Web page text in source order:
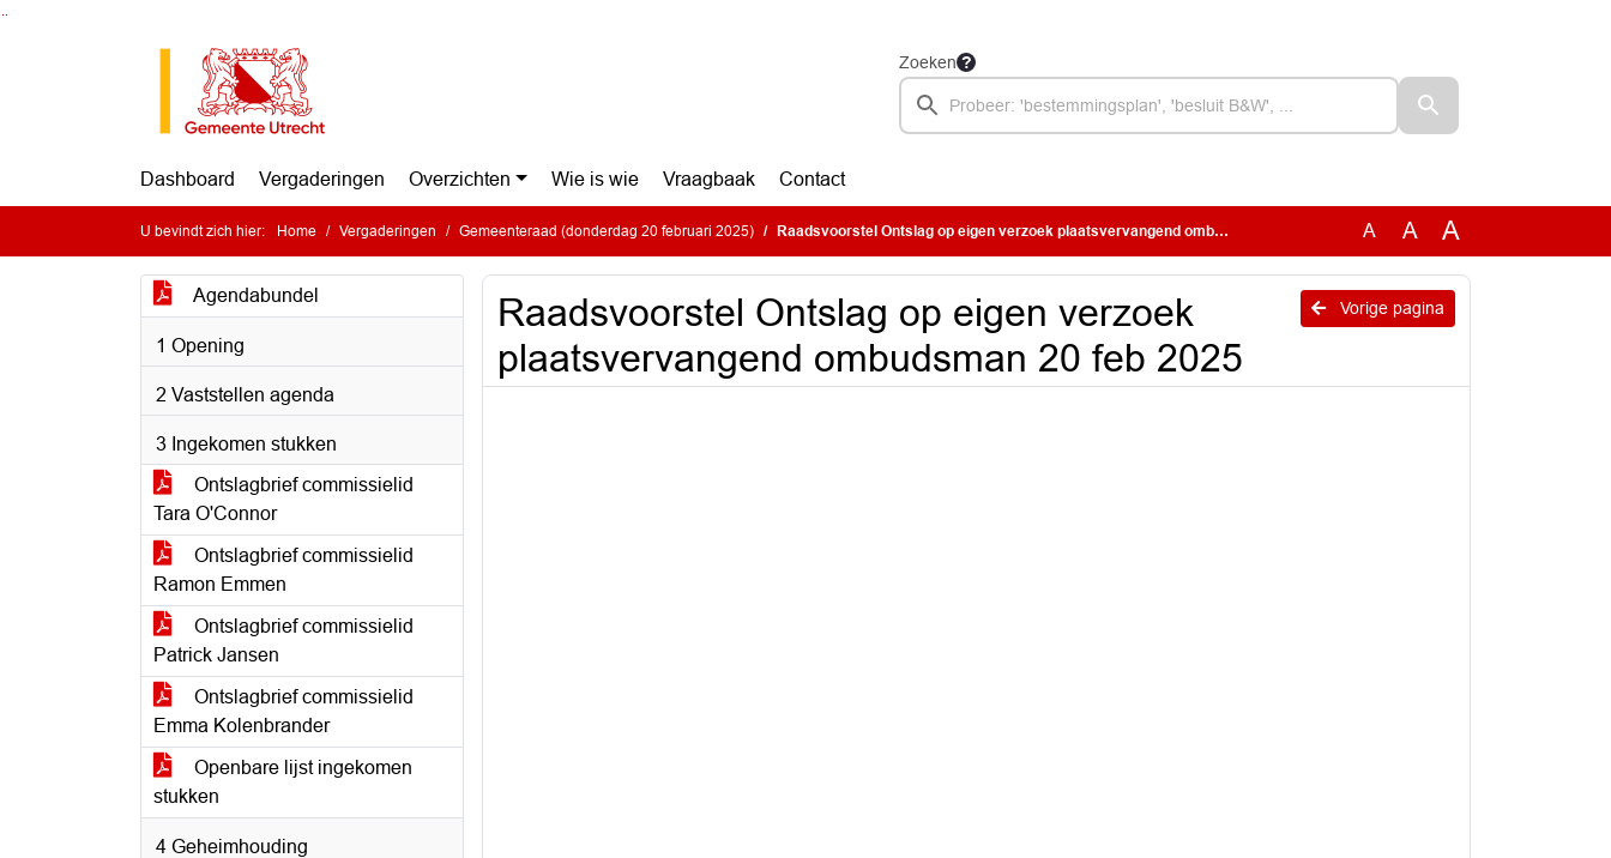
Zoeken
Dashboard Vergaderingen Overzichten Wie is wie Vraagbaak Contact
U bevindt zich hier: Home Vergaderingen Gemeenteraad (donderdag 20 februari 2025) Raadsvoorstel Ontslag op eigen verzoek plaatsvervangend ombudsman 20 feb 2025 A A A
Agendabundel
1 Opening
2 Vaststellen agenda
3 Ingekomen stukken
Ontslagbrief commissielid
Tara O'Connor
Ontslagbrief commissielid
Ramon Emmen
Ontslagbrief commissielid
Patrick Jansen
Ontslagbrief commissielid
Emma Kolenbrander
Openbare lijst ingekomen
stukken
4 Geheimhouding
Vorige pagina
Raadsvoorstel Ontslag op eigen verzoek
plaatsvervangend ombudsman 20 feb 2025